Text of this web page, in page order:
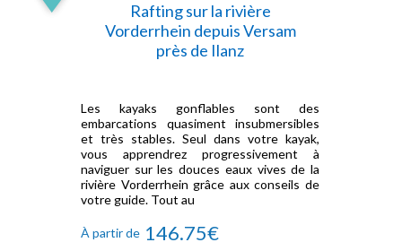
Rafting sur la rivière
Vorderrhein depuis Versam
près de Ilanz
Les kayaks gonflables sont des
embarcations quasiment insubmersibles
et très stables. Seul dans votre kayak,
vous apprendrez progressivement à
naviguer sur les douces eaux vives de la
rivière Vorderrhein grâce aux conseils de
votre guide. Tout au
À partir de 146.75€